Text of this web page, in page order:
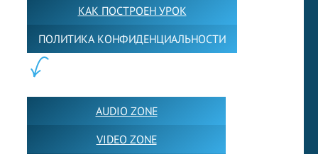
КАК ПОСТРОЕН УРОК
ПОЛИТИКА КОНФИДЕНЦИАЛЬНОСТИ
AUDIO ZONE
VIDEO ZONE